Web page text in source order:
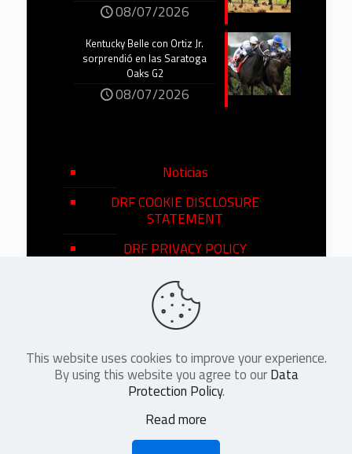
08/07/2026
Kentucky Belle con Ortiz Jr.
sorprendió en las Saratoga
Oaks G2
08/07/2026
Noticias
DRF COOKIE DISCLOSURE
STATEMENT
DRF PRIVACY POLICY
©2026DRF en Español. All Rights
Reserved
This website uses cookies to improve your experience.
By using this website you agree to ourData
Protection Policy.
Read more